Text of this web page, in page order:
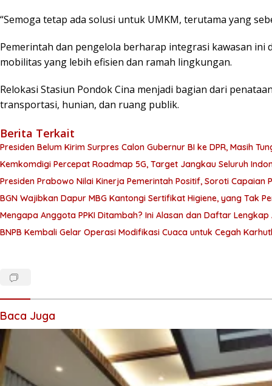
“Semoga tetap ada solusi untuk UMKM, terutama yang
Pemerintah dan pengelola berharap integrasi kawasan
mobilitas yang lebih efisien dan ramah lingkungan.
Relokasi Stasiun Pondok Cina menjadi bagian dari
transportasi, hunian, dan ruang publik.
Berita Terkait
Presiden Belum Kirim Surpres Calon Gubernur BI ke DPR, Masih
Kemkomdigi Percepat Roadmap 5G, Target Jangkau Seluruh
Presiden Prabowo Nilai Kinerja Pemerintah Positif, Soroti
BGN Wajibkan Dapur MBG Kantongi Sertifikat Higiene, yang Tak
Mengapa Anggota PPKI Ditambah? Ini Alasan dan Daftar
BNPB Kembali Gelar Operasi Modifikasi Cuaca untuk Cegah
Baca Juga